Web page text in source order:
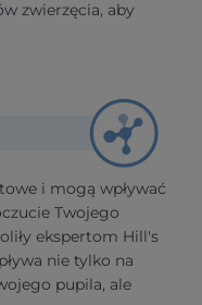
zwierzęcia, aby
i mogą wpływać
Twojego
ekspertom Hill's
nie tylko na
pupila, ale